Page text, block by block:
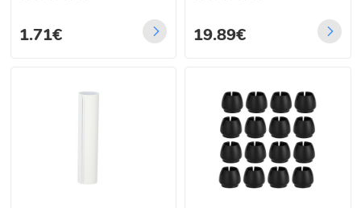
1.71€ 19.89€